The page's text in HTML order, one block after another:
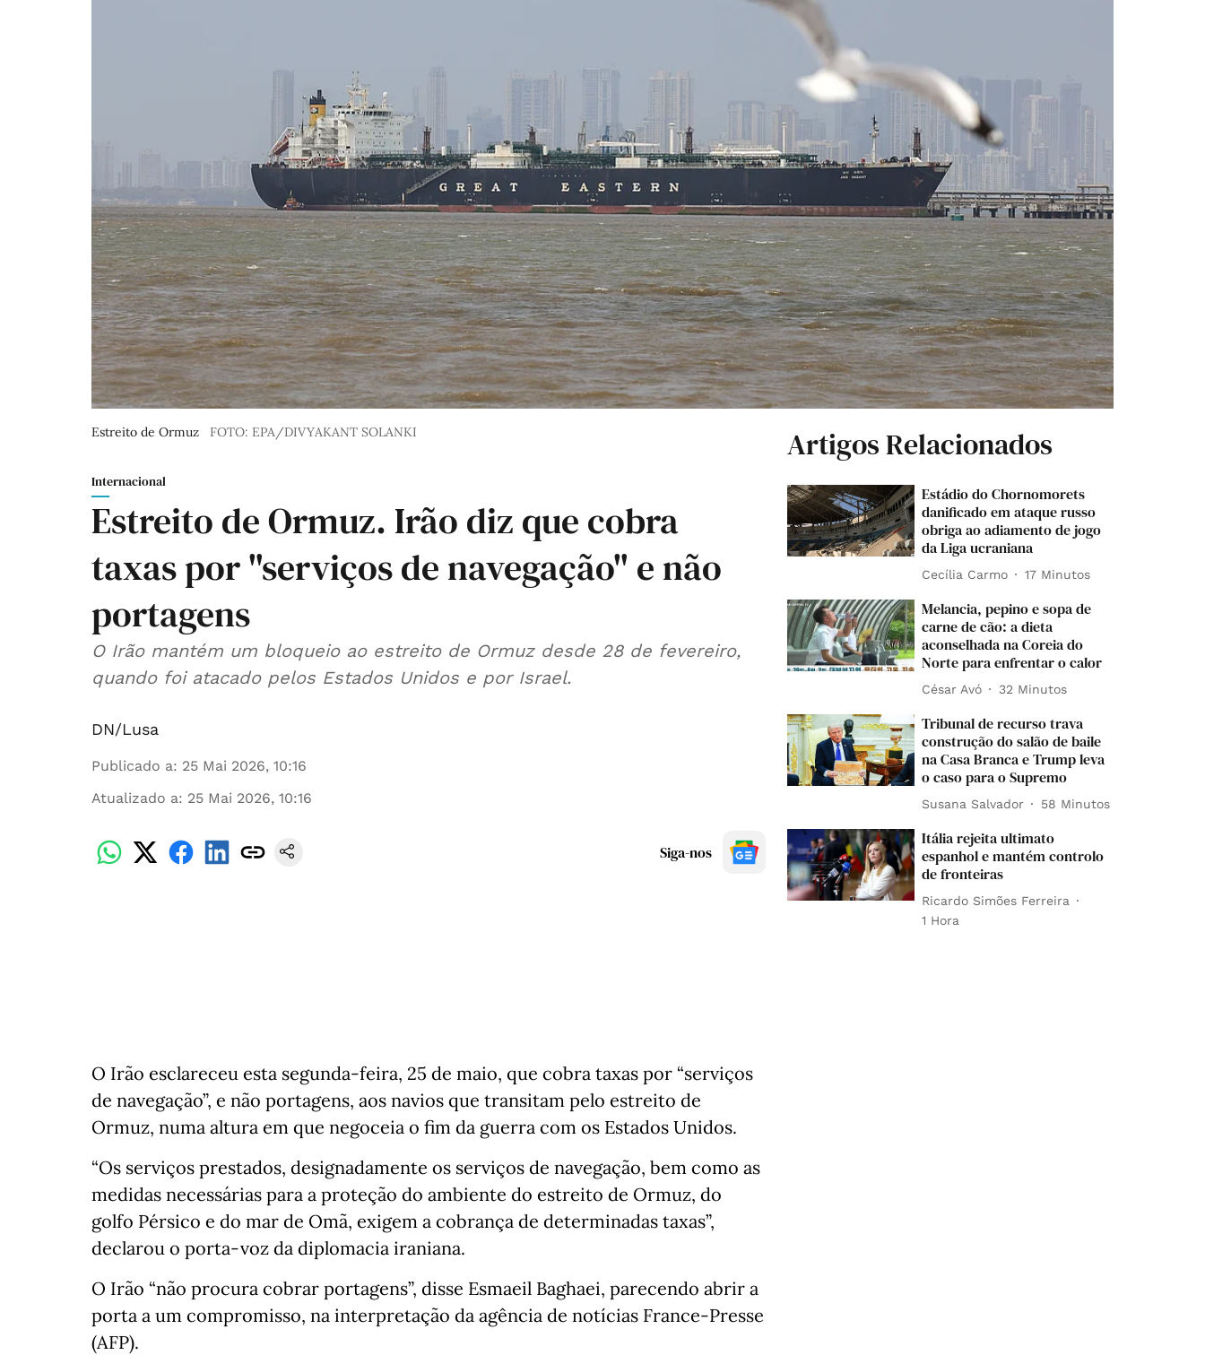
Estreito de Ormuz FOTO: EPA/DIVYAKANT SOLANKI
Internacional
Estreito de Ormuz. Irão diz que cobra
taxas por "serviços de navegação" e não
portagens
O Irão mantém um bloqueio ao estreito de Ormuz desde 28 de fevereiro,
quando foi atacado pelos Estados Unidos e por Israel.
DN/Lusa
Publicado a: 25 Mai 2026, 10:16
Atualizado a: 25 Mai 2026, 10:16
Siga-nos
O Irão esclareceu esta segunda-feira, 25 de maio, que cobra taxas por “serviços
de navegação”, e não portagens, aos navios que transitam pelo estreito de
Ormuz, numa altura em que negoceia o fim da guerra com os Estados Unidos.
“Os serviços prestados, designadamente os serviços de navegação, bem como as
medidas necessárias para a proteção do ambiente do estreito de Ormuz, do
golfo Pérsico e do mar de Omã, exigem a cobrança de determinadas taxas”,
declarou o porta-voz da diplomacia iraniana.
O Irão “não procura cobrar portagens”, disse Esmaeil Baghaei, parecendo abrir a
porta a um compromisso, na interpretação da agência de notícias France-Presse
(AFP).
Artigos Relacionados
Estádio do Chornomorets
danificado em ataque russo
obriga ao adiamento de jogo
da Liga ucraniana
Cecília Carmo 17 Minutos
Melancia, pepino e sopa de
carne de cão: a dieta
aconselhada na Coreia do
Norte para enfrentar o calor
César Avó 32 Minutos
Tribunal de recurso trava
construção do salão de baile
na Casa Branca e Trump leva
o caso para o Supremo
Susana Salvador 58 Minutos
Itália rejeita ultimato
espanhol e mantém controlo
de fronteiras
Ricardo Simões Ferreira
1 Hora